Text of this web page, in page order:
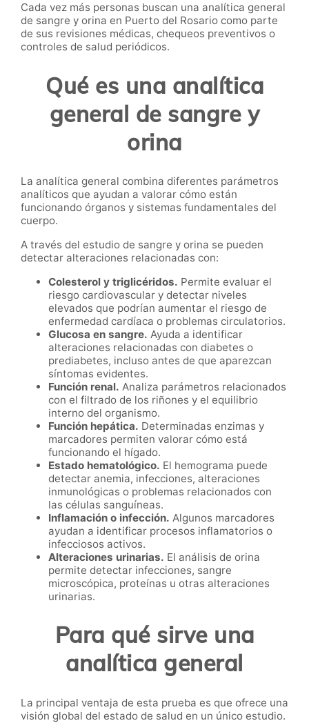
Cada vez más personas buscan una analítica general
de sangre y orina en Puerto del Rosario como parte
de sus revisiones médicas, chequeos preventivos o
controles de salud periódicos.
Qué es una analítica
general de sangre y
orina
La analítica general combina diferentes parámetros
analíticos que ayudan a valorar cómo están
funcionando órganos y sistemas fundamentales del
cuerpo.
A través del estudio de sangre y orina se pueden
detectar alteraciones relacionadas con:
Colesterol y triglicéridos. Permite evaluar el
riesgo cardiovascular y detectar niveles
elevados que podrían aumentar el riesgo de
enfermedad cardíaca o problemas circulatorios.
Glucosa en sangre. Ayuda a identificar
alteraciones relacionadas con diabetes o
prediabetes, incluso antes de que aparezcan
síntomas evidentes.
Función renal. Analiza parámetros relacionados
con el filtrado de los riñones y el equilibrio
interno del organismo.
Función hepática. Determinadas enzimas y
marcadores permiten valorar cómo está
funcionando el hígado.
Estado hematológico. El hemograma puede
detectar anemia, infecciones, alteraciones
inmunológicas o problemas relacionados con
las células sanguíneas.
Inflamación o infección. Algunos marcadores
ayudan a identificar procesos inflamatorios o
infecciosos activos.
Alteraciones urinarias. El análisis de orina
permite detectar infecciones, sangre
microscópica, proteínas u otras alteraciones
urinarias.
Para qué sirve una
analítica general
La principal ventaja de esta prueba es que ofrece una
visión global del estado de salud en un único estudio.